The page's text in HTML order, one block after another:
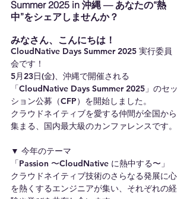
Summer 2025 in 沖縄 — あなたの“熱
中”をシェアしませんか？
みなさん、こんにちは！
CloudNative Days Summer 2025 実行委員
会です！
5月23日(金)、沖縄で開催される
「CloudNative Days Summer 2025」のセッ
ション公募（CFP）を開始しました。
クラウドネイティブを愛する仲間が全国から
集まる、国内最大級のカンファレンスです。
▼ 今年のテーマ
「Passion 〜CloudNative に熱中する〜」
クラウドネイティブ技術のさらなる発展に心
を熱くするエンジニアが集い、それぞれの経